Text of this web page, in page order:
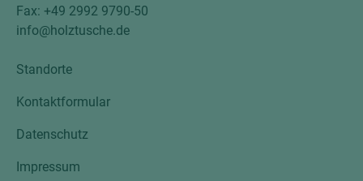
Fax: +49 2992 9790-50
info@holztusche.de
Standorte
Kontaktformular
Datenschutz
Impressum